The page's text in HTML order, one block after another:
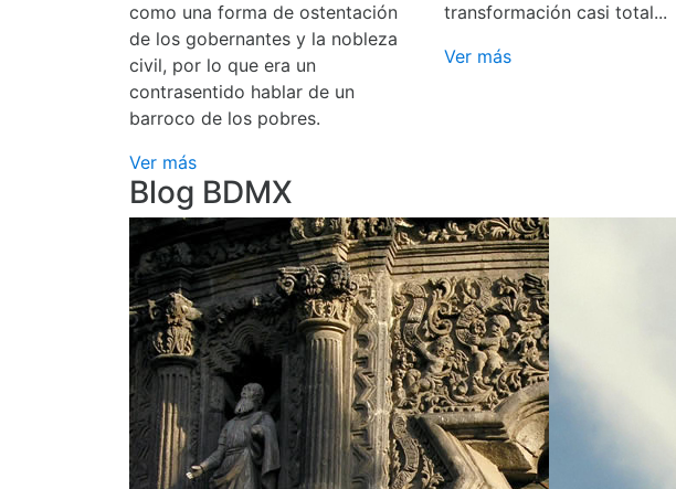
como una forma de ostentación
de los gobernantes y la nobleza
civil, por lo que era un
contrasentido hablar de un
barroco de los pobres.
Ver más
transformación casi total...
Ver más
Blog BDMX